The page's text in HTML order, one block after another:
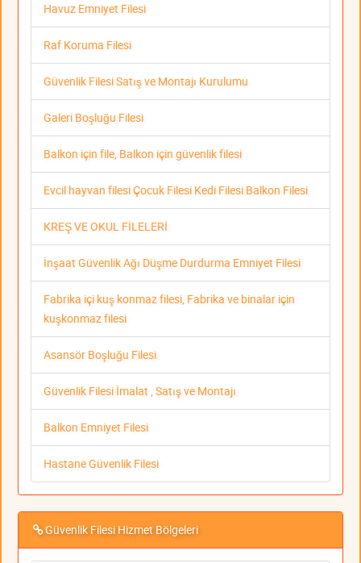
Havuz Emniyet Filesi
Raf Koruma Filesi
Güvenlik Filesi Satış ve Montajı Kurulumu
Galeri Boşluğu Filesi
Balkon için file, Balkon için güvenlik filesi
Evcil hayvan filesi Çocuk Filesi Kedi Filesi Balkon Filesi
KREŞ VE OKUL FİLELERİ
İnşaat Güvenlik Ağı Düşme Durdurma Emniyet Filesi
Fabrika içi kuş konmaz filesi, Fabrika ve binalar için
kuşkonmaz filesi
Asansör Boşluğu Filesi
Güvenlik Filesi İmalat , Satış ve Montajı
Balkon Emniyet Filesi
Hastane Güvenlik Filesi
Güvenlik Filesi Hizmet Bölgeleri